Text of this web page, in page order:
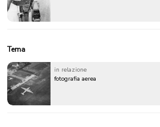
Tema
in relazione
fotografia aerea